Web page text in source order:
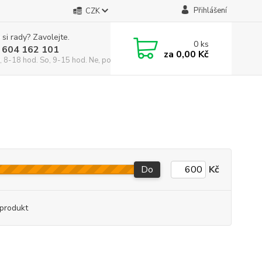
CZK Přihlášení
rady? Zavolejte.
162 101
8-18 hod. So, 9-15 hod. Ne, po domluvě)
0ks
za 0,00 Kč
Do Kč